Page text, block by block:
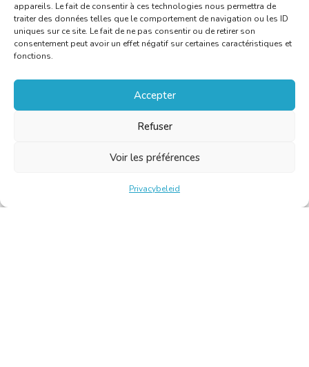
appareils. Le fait de consentir à ces technologies nous permettra de
traiter des données telles que le comportement de navigation ou les ID
uniques sur ce site. Le fait de ne pas consentir ou de retirer son
consentement peut avoir un effet négatif sur certaines caractéristiques et
fonctions.
Accepter
Refuser
Voir les préférences
Privacybeleid